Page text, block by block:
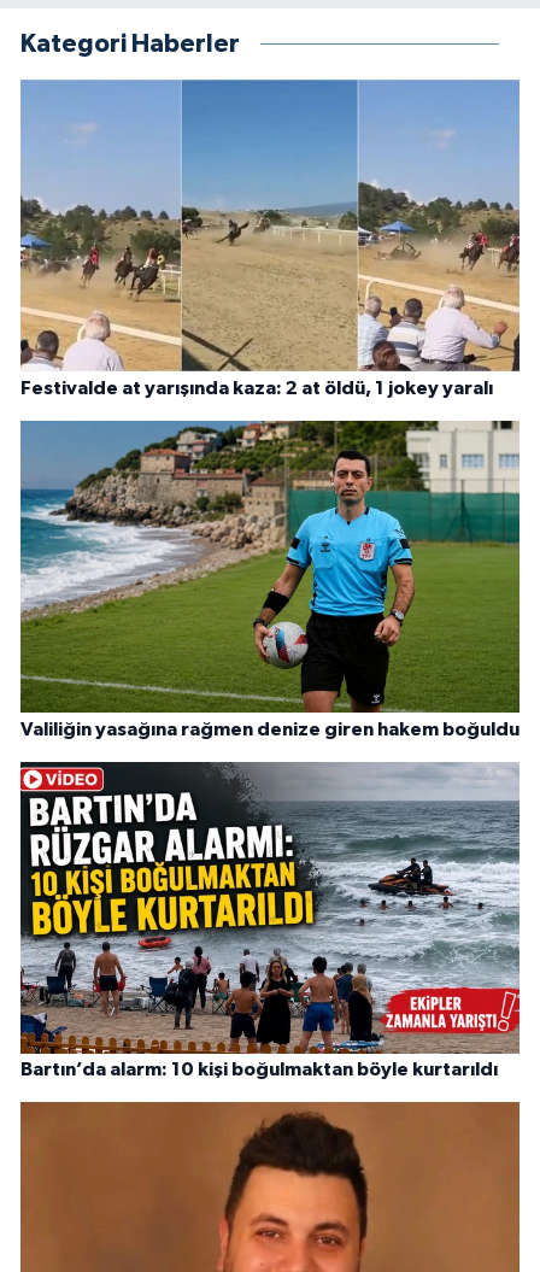
Kategori Haberler
Festivalde at yarışında kaza: 2 at öldü, 1 jokey yaralı
Valiliğin yasağına rağmen denize giren hakem boğuldu
Bartın’da alarm: 10 kişi boğulmaktan böyle kurtarıldı